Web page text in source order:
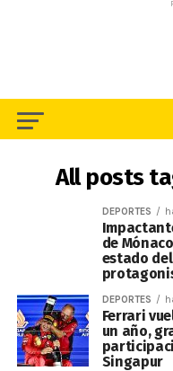
All posts
DEPORTES
de
estado
DEPORTES
Ferrari
un año,
Singapur